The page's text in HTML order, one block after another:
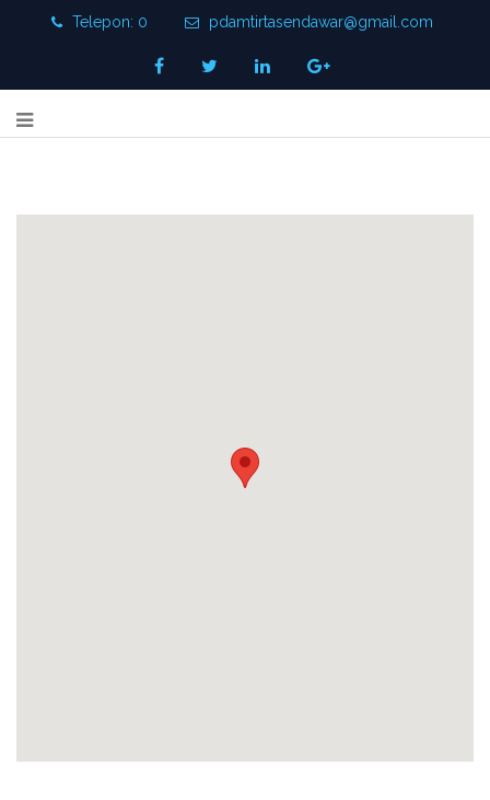
Telepon: 0 pdamtirtasendawar@gmail.com